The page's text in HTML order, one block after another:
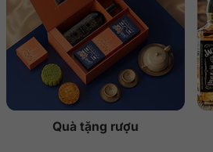
Quà tặng rượu